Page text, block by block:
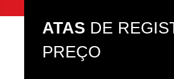
ATAS DE
PREÇO